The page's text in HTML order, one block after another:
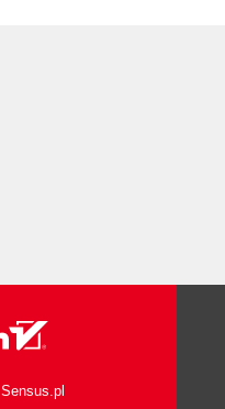
Sensus.pl